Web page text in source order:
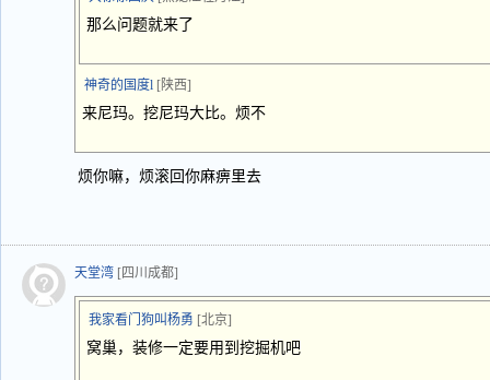
那么问题就来了
神奇的国度l [陕西]
来尼玛。挖尼玛大比。烦不
烦你嘛，烦滚回你麻痹里去
天堂湾 [四川成都]
我家看门狗叫杨勇 [北京]
窝巢，装修一定要用到挖掘机吧